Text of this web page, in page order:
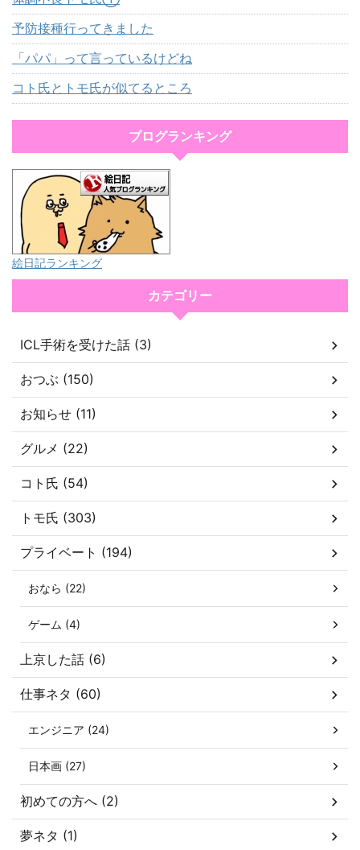
予防接種行ってきました
「パパ」って言っているけどね
コト氏とトモ氏が似てるところ
ブログランキング
絵日記ランキング
カテゴリー
ICL手術を受けた話 (3)
おつぶ (150)
お知らせ (11)
グルメ (22)
コト氏 (54)
トモ氏 (303)
プライベート (194)
おなら (22)
ゲーム (4)
上京した話 (6)
仕事ネタ (60)
エンジニア (24)
日本画 (27)
初めての方へ (2)
夢ネタ (1)